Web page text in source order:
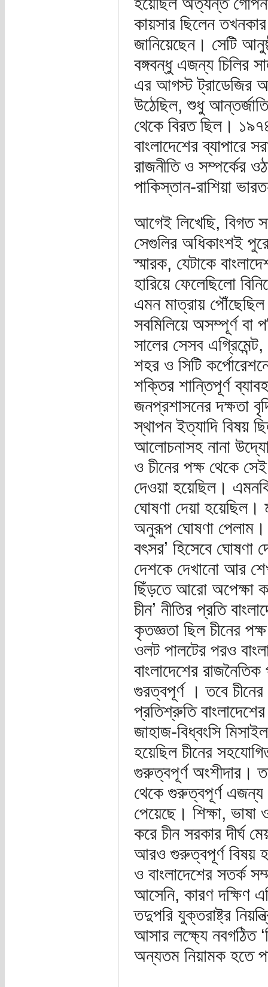
কায়সার ছিলেন
জানিয়েছেন। সেটি
বঙ্গবন্ধু এজন্য চিলির
এর আগস্ট ট্রাডেজির
উঠেছিল, শুধু
থেকে বিরত ছিল।
বাংলাদেশের ব্যাপারে
রাজনীতি ও সম্পর্কের
পাকিস্তান-রাশিয়া
আগেই লিখেছি, বিগত
সেগুলির অধিকাংশই
স্মারক, যেটাকে
হারিয়ে ফেলেছিলো
এমন মাত্রায়
সবমিলিয়ে অসম্পূর্ণ বা
সালের সেসব
শহর ও সিটি
‍শক্তির শান্তিপূর্ণ
জনপ্রশাসনের দক্ষতা
স্থাপন ইত্যাদি বিষয়
আলোচনাসহ নানা
ও চীনের পক্ষ থেকে
দেওয়া হয়েছিল।
ঘোষণা দেয়া
অনুরূপ ঘোষণা পেলাম।
বৎসর’ হিসেবে ঘোষণা
দেশকে দেখানো আর
ছিঁড়তে আরো অপেক্ষা
চীন’ নীতির প্রতি
কৃতজ্ঞতা ছিল চীনের
ওলট পালটের পরও
বাংলাদেশের
গুরত্বপূর্ণ । তবে চীনের
প্রতিশ্রুতি
জাহাজ-বিধ্বংসি
হয়েছিল চীনের
গুরুত্বপূর্ণ অংশীদার।
থেকে গুরুত্বপূর্ণ এজন্য
পেয়েছে। শিক্ষা,
করে চীন সরকার দীর্ঘ
আরও গুরুত্বপূর্ণ বিষয়
ও বাংলাদেশের সতর্ক
আসেনি, কারণ দক্ষিণ
তদুপরি যুক্তরাষ্ট্র
আসার লক্ষ্যে নবগঠিত
অন্যতম নিয়ামক হতে